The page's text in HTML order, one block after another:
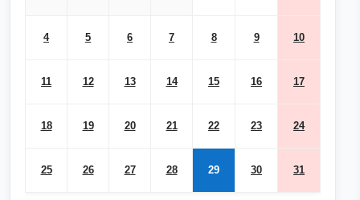
4 5 6 7 8 9 10
11 12 13 14 15 16 17
18 19 20 21 22 23 24
25 26 27 28 29 30 31